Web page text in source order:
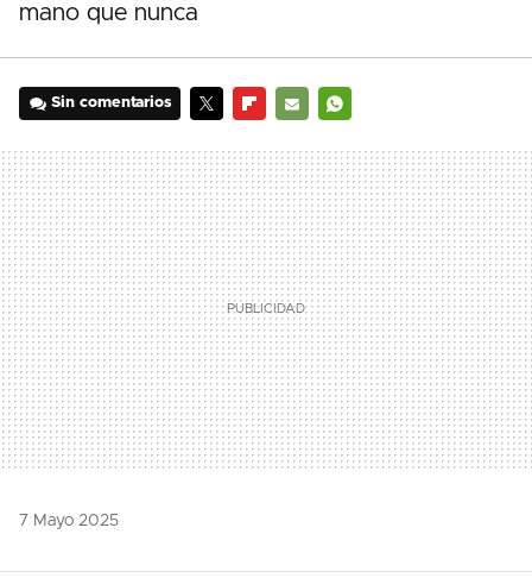
mano que nunca
Sin comentarios
MAIL
7 Mayo 2025